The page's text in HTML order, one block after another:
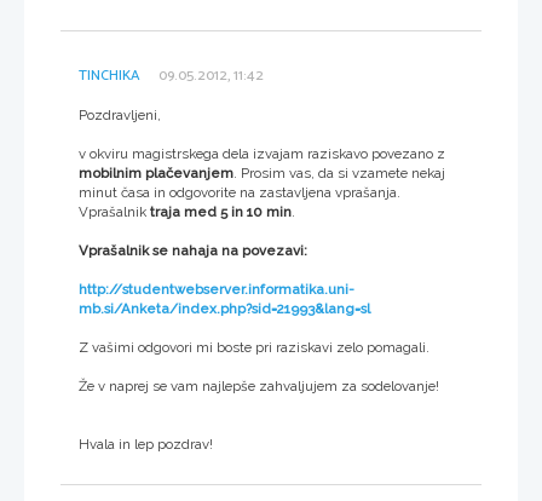
TINCHIKA 09.05.2012, 11:42
Pozdravljeni,
v okviru magistrskega dela izvajam raziskavo povezano z
mobilnim plačevanjem . Prosim vas, da si vzamete nekaj
minut časa in odgovorite na zastavljena vprašanja.
Vprašalnik traja med 5 in 10 min
Vprašalnik se nahaja na povezavi:
http://studentwebserver.informatika.uni-
mb.si/Anketa/index.php?sid=21993&lang=sl
Z vašimi odgovori mi boste pri raziskavi zelo pomagali.
Že v naprej se vam najlepše zahvaljujem za sodelovanje!
Hvala in lep pozdrav!